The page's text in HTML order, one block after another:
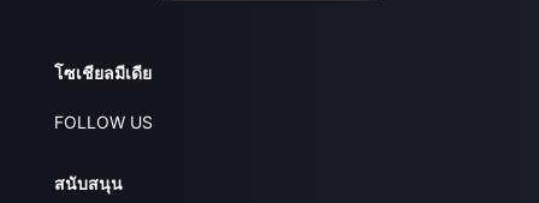
โซเชียลมีเดีย
FOLLOW US
สนับสนุน